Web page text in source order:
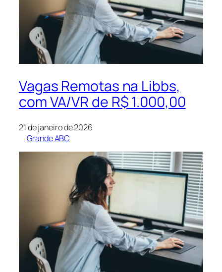
Vagas Remotas na Libbs,
com VA/VR de R$ 1.000,00
21 de janeiro de 2026
Grande ABC